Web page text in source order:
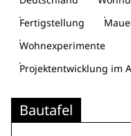
Fertigstellung
Wohnexperimente
Projektentwicklung im
Bautafel